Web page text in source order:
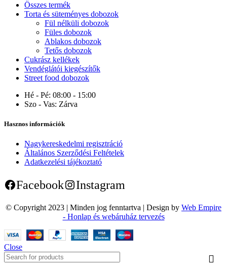
Összes termék
Torta és süteményes dobozok
Fül nélküli dobozok
Füles dobozok
Ablakos dobozok
Tetős dobozok
Cukrász kellékek
Vendéglátói kiegészítők
Street food dobozok
Hé - Pé: 08:00 - 15:00
Szo - Vas: Zárva
Hasznos információk
Nagykereskedelmi regisztráció
Általános Szerződési Feltételek
Adatkezelési tájékoztató
Facebook Instagram
© Copyright 2023 | Minden jog fenntartva | Design by Web Empire
- Honlap és webáruház tervezés
Close